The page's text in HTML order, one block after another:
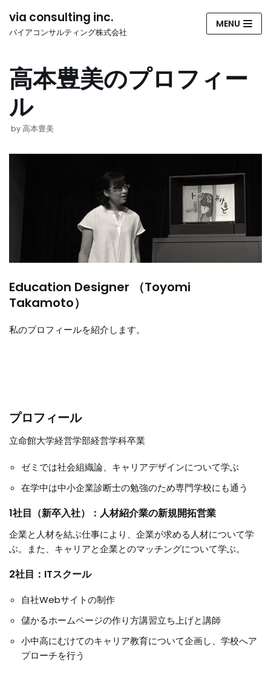
コ
ン
ツ
へ
ス
キ
ッ
via consulting inc.
バイアコンサルティング株式会社
MENU
高本豊美のプロフィー
ル
by高本豊美
Education Designer （Toyomi
Takamoto）
私のプロフィールを紹介します。
プロフィール
立命館大学経営学部経営学科卒業
ゼミでは社会組織論、キャリアデザインについて学ぶ
在学中は中小企業診断士の勉強のため専門学校にも通う
1社目（新卒入社）：人材紹介業の新規開拓営業
企業と人材を結ぶ仕事により、企業が求める人材について学
ぶ。また、キャリアと企業とのマッチングについて学ぶ。
2社目：ITスクール
自社Webサイトの制作
儲かるホームページの作り方講習立ち上げと講師
小中高にむけてのキャリア教育について企画し、学校へア
プローチを行う